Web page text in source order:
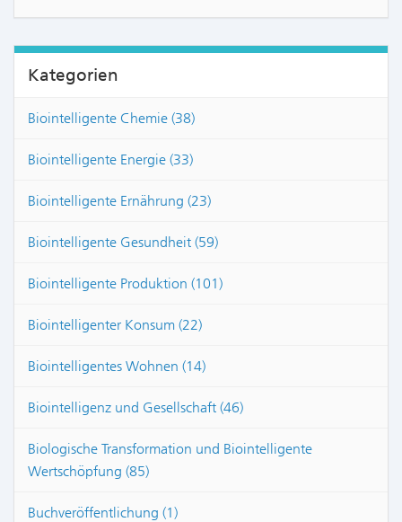
Kategorien
Biointelligente Chemie (38)
Biointelligente Energie (33)
Biointelligente Ernährung (23)
Biointelligente Gesundheit (59)
Biointelligente Produktion (101)
Biointelligenter Konsum (22)
Biointelligentes Wohnen (14)
Biointelligenz und Gesellschaft (46)
Biologische Transformation und Biointelligente
Wertschöpfung (85)
Buchveröffentlichung (1)